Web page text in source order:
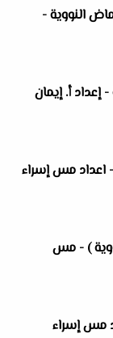
النووية -
إعداد أ. إيمان
اعداد مس إسراء
) - مس
مس إسراء